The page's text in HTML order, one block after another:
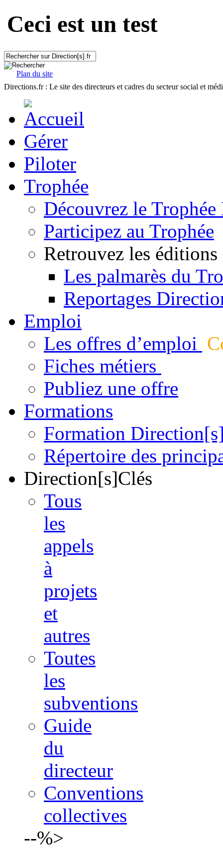
Ceci est un test
Plan du site
Directions.fr : Le site des directeurs et cadres du secteur social et
Gérer
Piloter
Trophée
Découvrez le
Participez au Trophée
Retrouvez les éditions
Les palmarès du
Reportages
Emploi
Les offres d’emploi
Fiches métiers
Publiez une offre
Formations
Formation
Répertoire des
Direction[s]Clés
Tous
les
appels
à
projets
et
autres
Toutes
les
subventions
Guide
du
directeur
Conventions
collectives
--%>